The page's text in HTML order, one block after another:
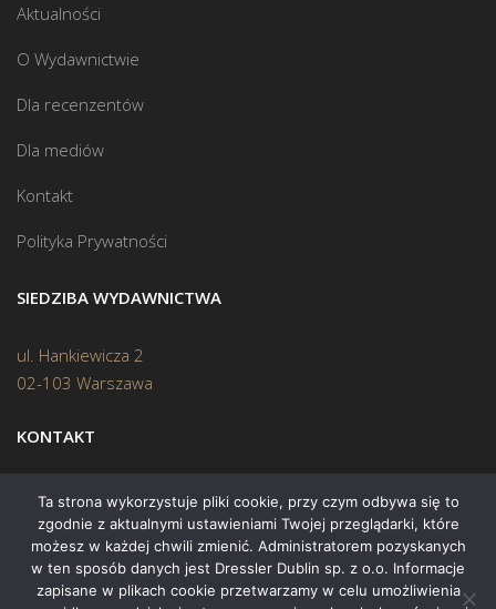
Aktualności
O Wydawnictwie
Dla recenzentów
Dla mediów
Kontakt
Polityka Prywatności
SIEDZIBA WYDAWNICTWA
ul. Hankiewicza 2
02-103 Warszawa
KONTAKT
Biuro: (22) 45 70 402
Mail:biuro@swiatksiazki.pl
Ta strona wykorzystuje pliki cookie, przy czym odbywa się to
zgodnie z aktualnymi ustawieniami Twojej przeglądarki, które
możesz w każdej chwili zmienić. Administratorem pozyskanych
w ten sposób danych jest Dressler Dublin sp. z o.o. Informacje
zapisane w plikach cookie przetwarzamy w celu umożliwienia